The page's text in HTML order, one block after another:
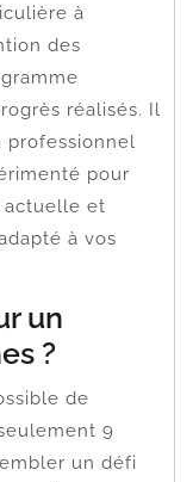
à
des
réalisés. Il
professionnel
pour
actuelle et
à vos
un
?
de
9
un défi